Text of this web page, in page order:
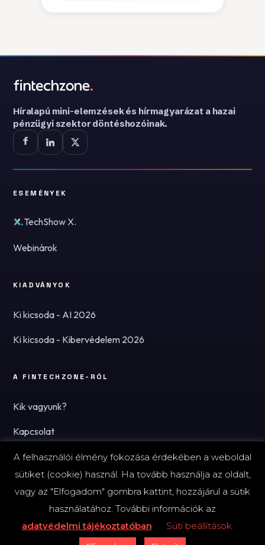
Híralapú mini-elemzések és hírmagyarázat a hazai
pénzügyi szektor döntéshozóinak.
ESEMÉNYEK
TechShow X.
Webinárok
KIADVÁNYOK
Ki kicsoda - AI 2026
Ki kicsoda - Kibervédelem 2026
A FINTECHZONE-RÓL
Kik vagyunk?
Kapcsolat
Hírlevél
© 2026 FinTechZone.hu - A FinTech Group Kft.
Adatvédelmi tájékoztató (PDF)Süti-beállítások
A felhasználói élmény fokozása érdekében a weboldal
sütiket (cookie) használ. Ha tovább használja az oldalt,
vagy az "Elfogadom" gombra kattint, hozzájárul a sütik
használatához. További információk az
adatvédelmi tájékoztatóban
Süti beállítások